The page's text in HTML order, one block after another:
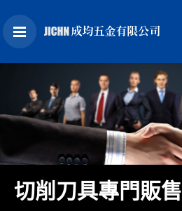
切削刀具專門販售